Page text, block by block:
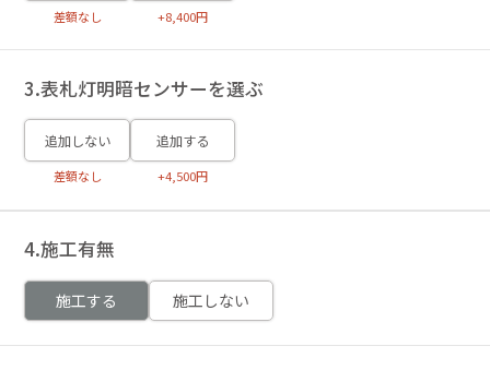
差額なし +8,400円
3.表札灯明暗センサーを選ぶ
追加しない
差額なし
追加する
+4,500円
4.施工有無
施工する 施工しない